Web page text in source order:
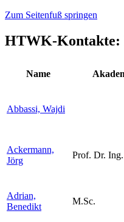
Zum Seitenfuß springen
HTWK-Kontakte:
Name
Abbassi, Wajdi
Ackermann,
Jörg
Prof. Dr. Ing.
Adrian,
Benedikt
M.Sc.